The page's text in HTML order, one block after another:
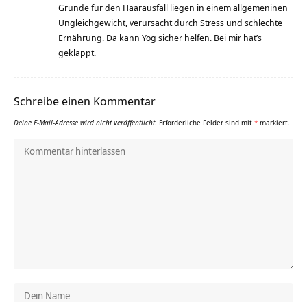
Gründe für den Haarausfall liegen in einem allgemeninen
Ungleichgewicht, verursacht durch Stress und schlechte
Ernährung. Da kann Yog sicher helfen. Bei mir hat’s
geklappt.
Schreibe einen Kommentar
Deine E-Mail-Adresse wird nicht veröffentlicht. Erforderliche Felder sind mit * markiert.